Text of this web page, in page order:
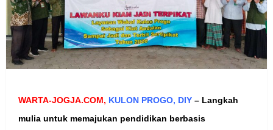
WARTA-JOGJA.COM, KULON PROGO, DIY – Langkah
mulia untuk memajukan pendidikan berbasis